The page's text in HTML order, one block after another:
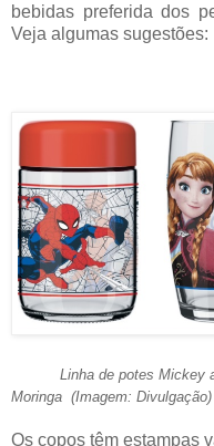
bebidas preferida dos
Veja algumas sugestões:
Linha de potes Mickey
Moringa (Imagem: Divulgação)
Os copos têm estampas